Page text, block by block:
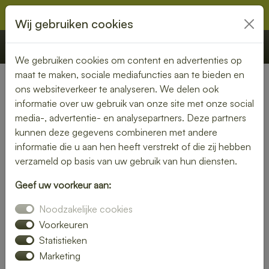
€ 0,00 Offerte Bestellen
Nederland» Beek
Lunch laten bezorgen in Beek
– gezond, vers en
gemakkelijk
in Beek en geniet van verse gerechten op jouw gewenste
locatie. Van kleurrijke salades tot knapperige broodjes – wij
bezorgen jouw lunch vers en op tijd.
Plaats eenvoudig je bestelling online en laat je verrassen
Wij gebruiken cookies
We gebruiken cookies om content en advertenties op
maat te maken, sociale mediafuncties aan te bieden en
ons websiteverkeer te analyseren. We delen ook
informatie over uw gebruik van onze site met onze social
media-, advertentie- en analysepartners. Deze partners
kunnen deze gegevens combineren met andere
informatie die u aan hen heeft verstrekt of die zij hebben
verzameld op basis van uw gebruik van hun diensten.
Geef uw voorkeur aan:
Noodzakelijke cookies
Voorkeuren
Statistieken
Marketing